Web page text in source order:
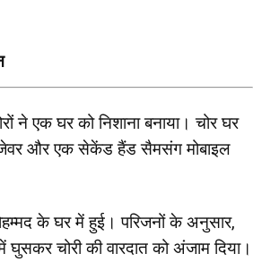
ने एक घर को निशाना बनाया। चोर घर
जेवर और एक सेकेंड हैंड सैमसंग मोबाइल
के घर में हुई। परिजनों के अनुसार,
चोरी की वारदात को अंजाम दिया।